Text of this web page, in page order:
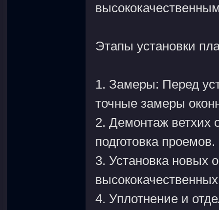
Этапы установки
1. Замеры: Перед
точные замеры
2. Демонтаж ветхих
подготовка проемов.
3. Установка новых
4. Уплотнение и